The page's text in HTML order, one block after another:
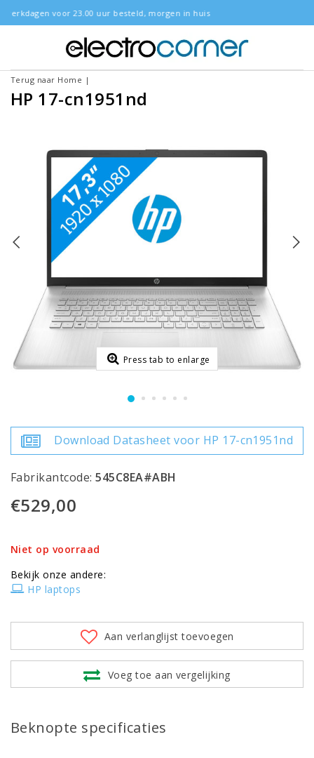
morgen in huis
Terug naar Home |
HP 17-cn1951nd
Press tab to enlarge
Download Datasheet voor HP 17-cn1951nd
Fabrikantcode:545C8EA#ABH
€529,00
Niet op voorraad
Bekijk onze andere:
HP laptops
Aan verlanglijst toevoegen
Voeg toe aan vergelijking
Beknopte specificaties